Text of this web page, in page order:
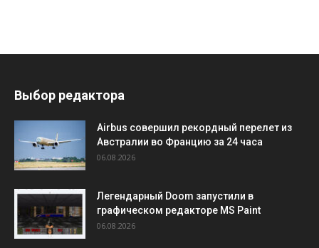
Выбор редактора
Airbus совершил рекордный перелет из
Австралии во Францию за 24 часа
06.08.2026
Легендарный Doom запустили в
графическом редакторе MS Paint
06.08.2026